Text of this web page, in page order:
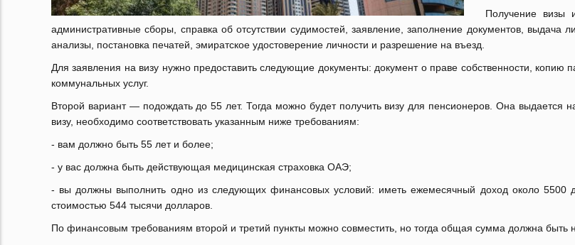
Получение визы
административные сборы, справка об отсутствии судимостей, заявление, заполнение документов, выдача
анализы, постановка печатей, эмиратское удостоверение личности и разрешение на въезд.
Для заявления на визу нужно предоставить следующие документы: документ о праве собственности,
коммунальных услуг.
Второй вариант — подождать до 55 лет. Тогда можно будет получить визу для пенсионеров. Она выдается
визу, необходимо соответствовать указанным ниже требованиям:
- вам должно быть 55 лет и более;
- у вас должна быть действующая медицинская страховка ОАЭ;
- вы должны выполнить одно из следующих финансовых условий: иметь ежемесячный доход около 5500
стоимостью 544 тысячи долларов.
По финансовым требованиям второй и третий пункты можно совместить, но тогда общая сумма должна быть